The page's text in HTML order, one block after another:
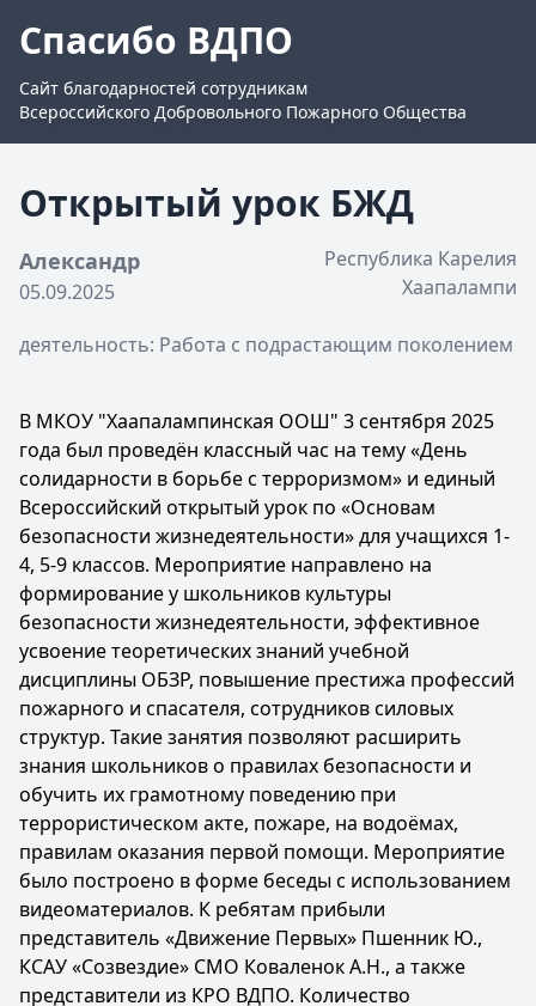
Спасибо ВДПО
Сайт благодарностей сотрудникам
Всероссийского Добровольного Пожарного Общества
Открытый урок БЖД
Александр
05.09.2025
Республика Карелия
Хаапалампи
деятельность: Работа с подрастающим поколением
В МКОУ "Хаапалампинская ООШ" 3 сентября 2025
года был проведён классный час на тему «День
солидарности в борьбе с терроризмом» и единый
Всероссийский открытый урок по «Основам
безопасности жизнедеятельности» для учащихся 1-
4, 5-9 классов. Мероприятие направлено на
формирование у школьников культуры
безопасности жизнедеятельности, эффективное
усвоение теоретических знаний учебной
дисциплины ОБЗР, повышение престижа профессий
пожарного и спасателя, сотрудников силовых
структур. Такие занятия позволяют расширить
знания школьников о правилах безопасности и
обучить их грамотному поведению при
террористическом акте, пожаре, на водоёмах,
правилам оказания первой помощи. Мероприятие
было построено в форме беседы с использованием
видеоматериалов. К ребятам прибыли
представитель «Движение Первых» Пшенник Ю.,
КСАУ «Созвездие» СМО Коваленок А.Н., а также
представители из КРО ВДПО. Количество